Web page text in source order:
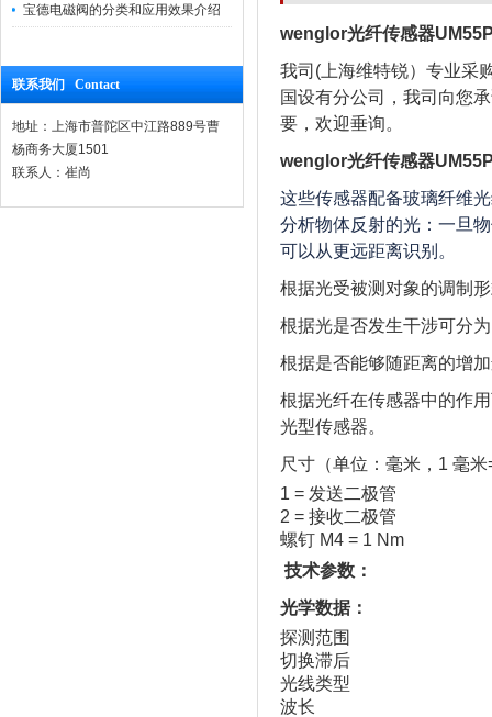
宝德电磁阀的分类和应用效果介绍
联系我们 Contact
地址：上海市普陀区中江路889号曹
杨商务大厦1501
联系人：崔尚
wenglor光纤传感器
我司(上海维特锐）专业采
国设有分公司，我司向您
要，欢迎垂询。
wenglor光纤传感器
这些传感器配备玻璃纤维
分析物体反射的光：一旦
可以从更远距离识别。
根据光受被测对象的调制
根据光是否发生干涉可分
根据是否能够随距离的增
根据光纤在传感器中的作
光型传感器。
尺寸（单位：毫米，1 毫
1 = 发送二极管
2 = 接收二极管
螺钉 M4 = 1 Nm
技术参数：
光学数据：
探测范围
切换滞后
光线类型
波长